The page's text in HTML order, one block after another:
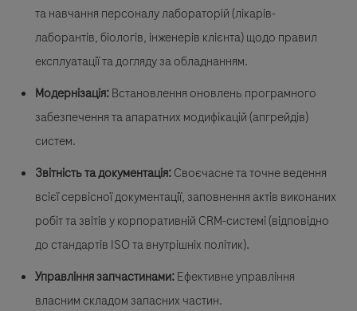
та навчання персоналу лабораторій (лікарів-
лаборантів, біологів, інженерів клієнта) щодо правил
експлуатації та догляду за обладнанням.
Модернізація:Встановлення оновлень програмного
забезпечення та апаратних модифікацій (апгрейдів)
систем.
Звітність та документація:Своєчасне та точне ведення
всієї сервісної документації, заповнення актів виконаних
робіт та звітів у корпоративній CRM-системі (відповідно
до стандартів ISO та внутрішніх політик).
Управління запчастинами:Ефективне управління
власним складом запасних частин.